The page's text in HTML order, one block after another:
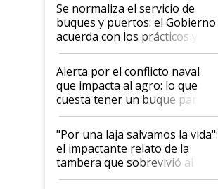
Se normaliza el servicio de
buques y puertos: el Gobierno
acuerda con los prácticos y
suspende el decreto de
desregulación
Alerta por el conflicto naval
que impacta al agro: lo que
cuesta tener un buque parado
y el peligro de que Argentina
pase a ser "país sucio"
"Por una laja salvamos la vida":
el impactante relato de la
tambera que sobrevivió al
tornado